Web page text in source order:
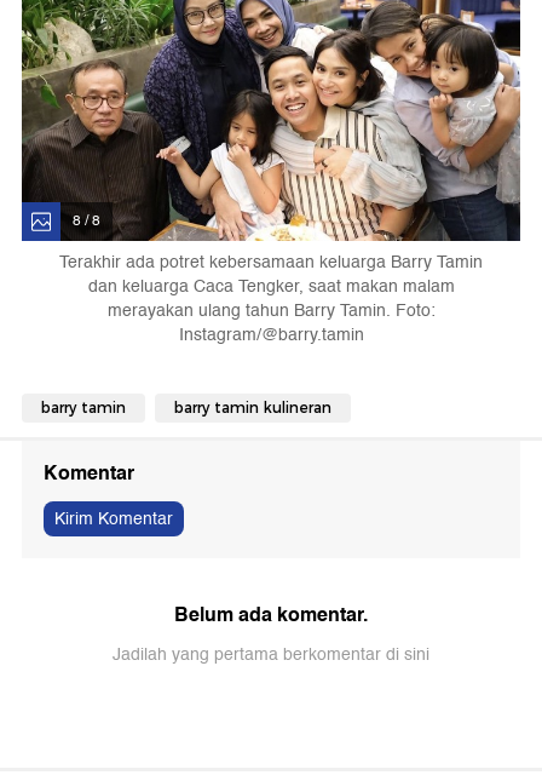
8 / 8
Terakhir ada potret kebersamaan keluarga Barry Tamin
dan keluarga Caca Tengker, saat makan malam
merayakan ulang tahun Barry Tamin. Foto:
Instagram/@barry.tamin
barry tamin barry tamin kulineran
Komentar
Kirim Komentar
Belum ada komentar.
Jadilah yang pertama berkomentar di sini